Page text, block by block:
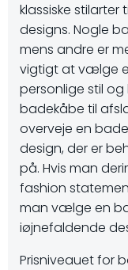
klassiske
designs. Nogle
mens andre er
vigtigt at vælge
personlige stil og
badekåbe til
overveje en
design, der er
på. Hvis man
fashion
man vælge en
iøjnefaldende
Prisniveauet for